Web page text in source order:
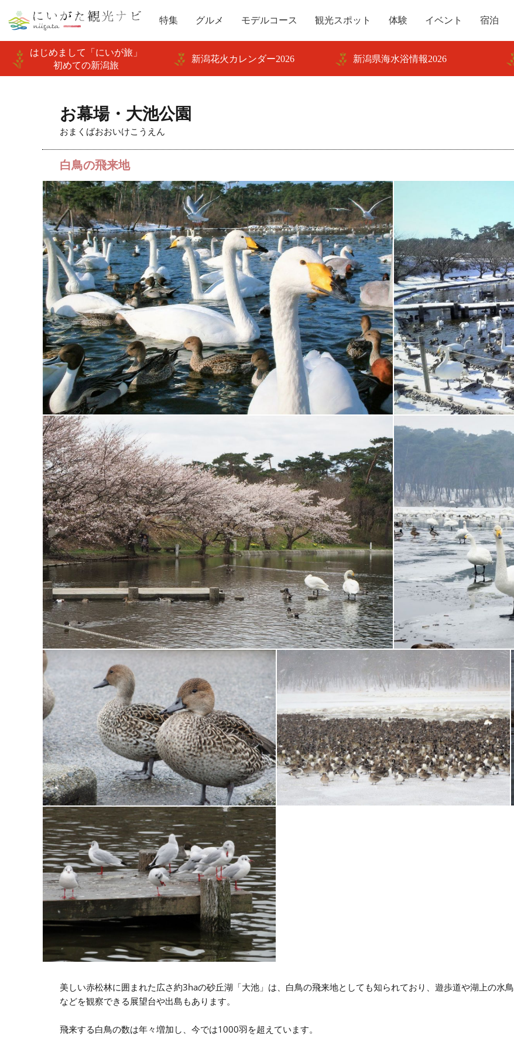
特集 グルメ モデルコース 観光スポット 体験 イベント 宿泊
はじめまして「にいが旅」
初めての新潟旅
新潟花火カレンダー2026 新潟県海水浴情報2026
お幕場・大池公園
おまくばおおいけこうえん
白鳥の飛来地
美しい赤松林に囲まれた広さ約3haの砂丘湖「大池」は、白鳥の飛来地としても知られており、遊歩道や湖上の水鳥
などを観察できる展望台や出島もあります。
飛来する白鳥の数は年々増加し、今では1000羽を超えています。